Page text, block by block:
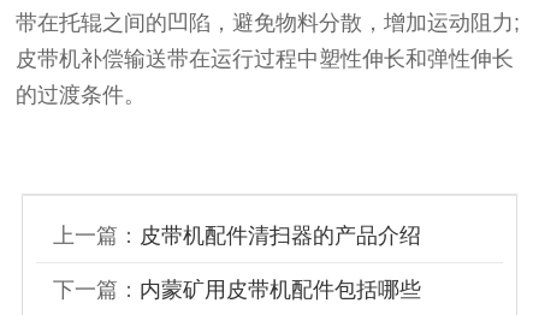
带在托辊之间的凹陷，避免物料分散，增加运动阻力;
皮带机补偿输送带在运行过程中塑性伸长和弹性伸长
的过渡条件。
上一篇： 皮带机配件清扫器的产品介绍
下一篇： 内蒙矿用皮带机配件包括哪些